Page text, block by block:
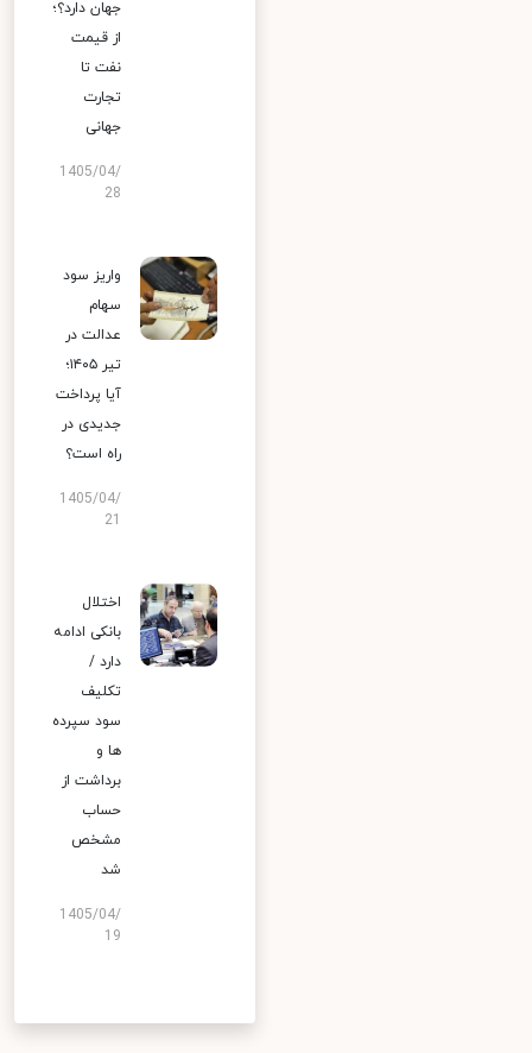
جهان دارد؟؛
از قیمت
نفت تا
تجارت
جهانی
1405/04/
28
واریز سود
سهام
عدالت در
تیر ۱۴۰۵؛
آیا پرداخت
جدیدی در
راه است؟
1405/04/
اختلال
بانکی ادامه
دارد /
تکلیف
سود سپرده
ها و
برداشت از
حساب
مشخص
شد
1405/04/
19